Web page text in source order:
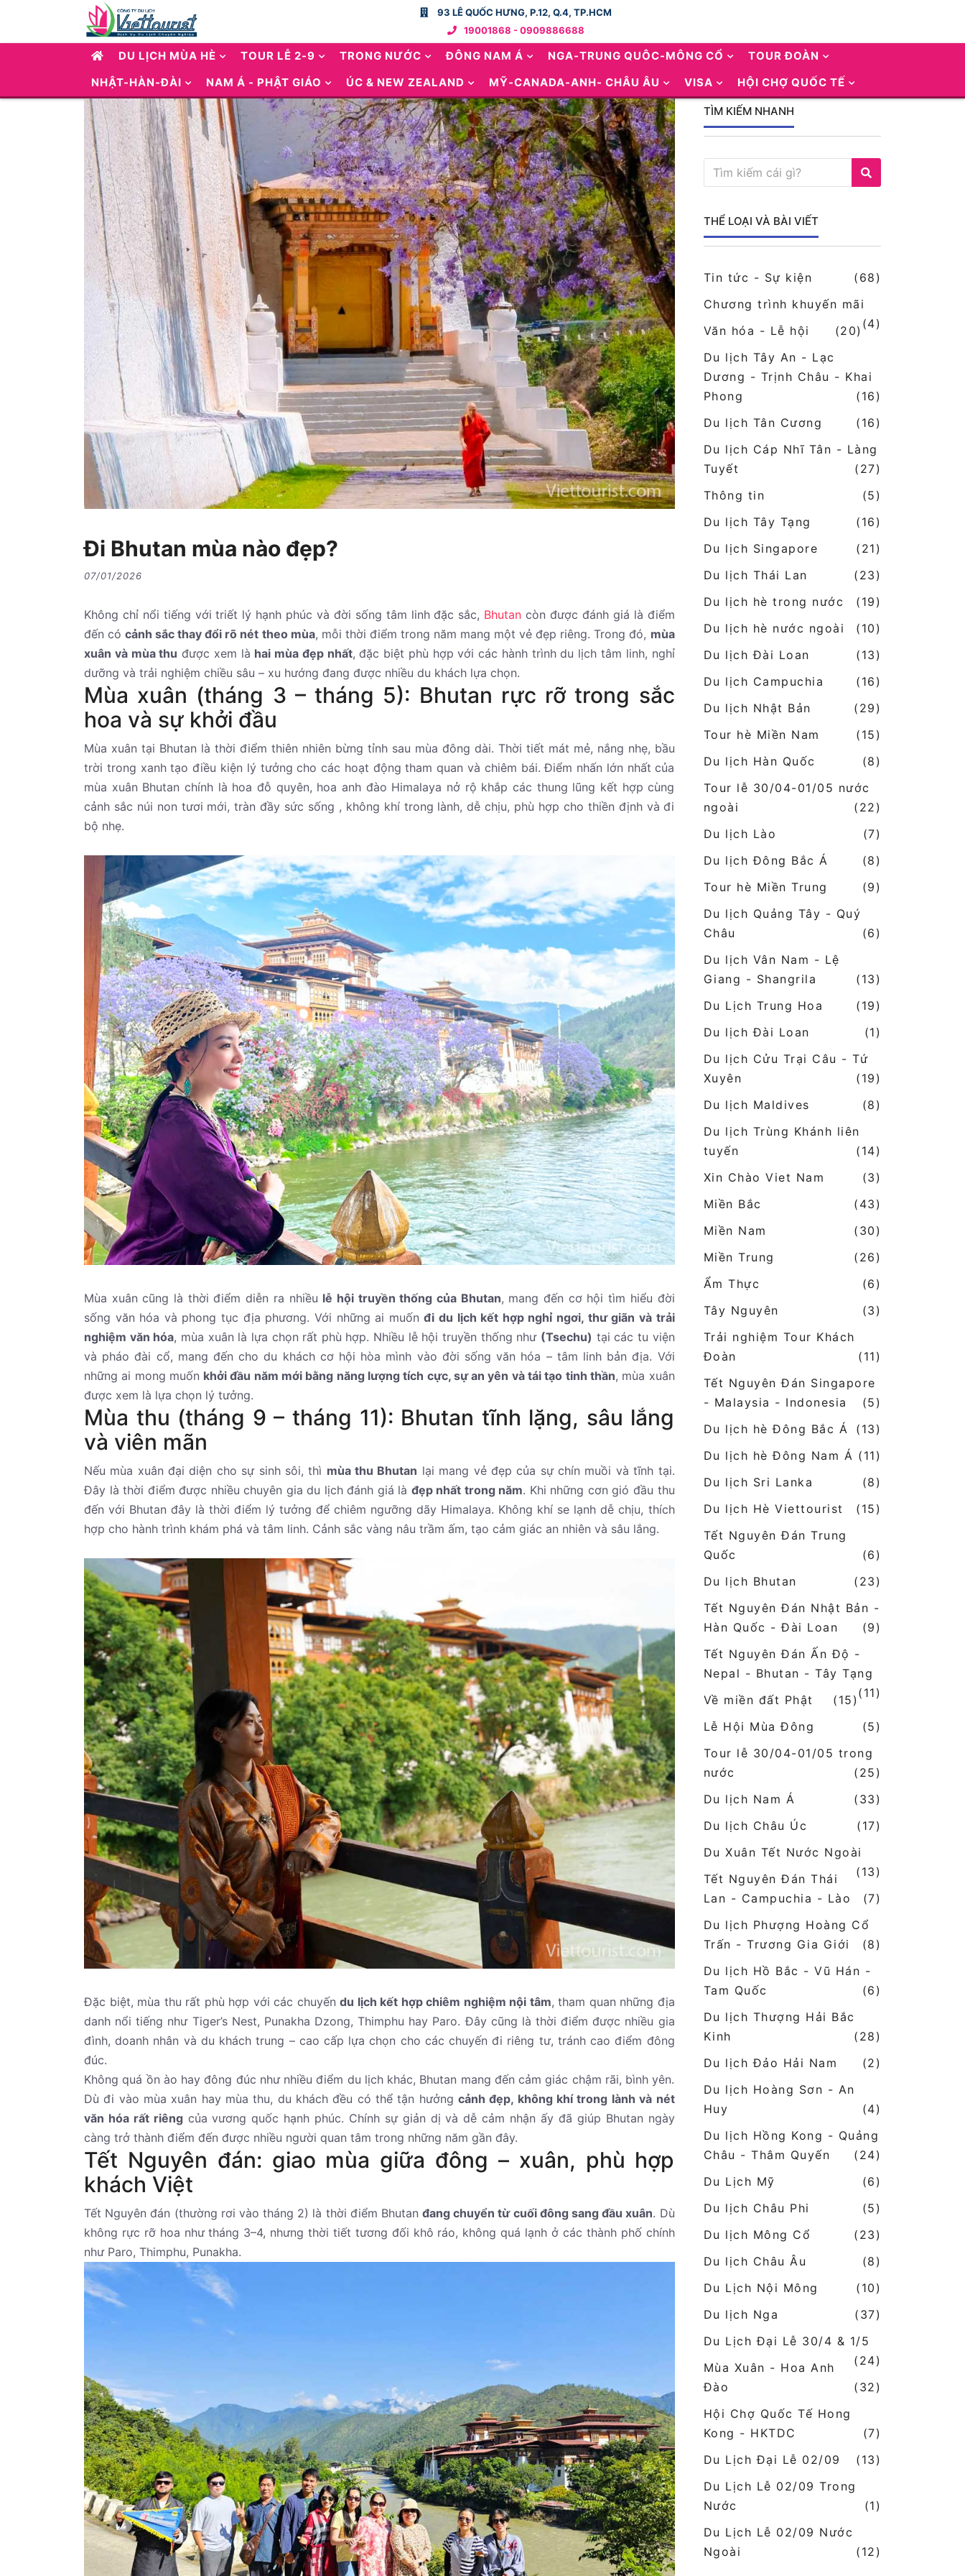
93 LÊ QUỐC HƯNG, P.12, Q.4, TP.HCM
19001868 - 0909886688
DU LỊCH MÙA HÈ TOUR LỄ 2-9 TRONG NƯỚC ĐÔNG NAM Á NGA-TRUNG QUÔC-MÔNG CỔ
TOUR ĐOÀN
NHẬT-HÀN-ĐÀI
NAM Á - PHẬT GIÁO ÚC & NEW ZEALAND MỸ-CANADA-ANH- CHÂU ÂU VISA HỘI CHỢ QUỐC TẾ
Đi Bhutan mùa nào đẹp?
07/01/2026
Không chỉ nổi tiếng với triết lý hạnh phúc và đời sống tâm linh đặc sắc, Bhutan còn được đánh giá là điểm
đến cócảnh sắc thay đổi rõ nét theo mùa, mỗi thời điểm trong năm mang một vẻ đẹp riêng. Trong đó, mùa
xuân và mùa thu được xem là hai mùa đẹp nhất, đặc biệt phù hợp với các hành trình du lịch tâm linh, nghỉ
dưỡng và trải nghiệm chiều sâu – xu hướng đang được nhiều du khách lựa chọn.
Mùa xuân (tháng 3 – tháng 5): Bhutan rực rỡ trong sắc
hoa và sự khởi đầu
Mùa xuân tại Bhutan là thời điểm thiên nhiên bừng tỉnh sau mùa đông dài. Thời tiết mát mẻ, nắng nhẹ, bầu
trời trong xanh tạo điều kiện lý tưởng cho các hoạt động tham quan và chiêm bái. Điểm nhấn lớn nhất của
mùa xuân Bhutan chính là hoa đỗ quyên, hoa anh đào Himalaya nở rộ khắp các thung lũng kết hợp cùng
cảnh sắc núi non tươi mới, tràn đầy sức sống , không khí trong lành, dễ chịu, phù hợp cho thiền định và đi
bộ nhẹ.
Mùa xuân cũng là thời điểm diễn ra nhiều lễ hội truyền thống của Bhutan, mang đến cơ hội tìm hiểu đời
sống văn hóa và phong tục địa phương. Với những ai muốnđi du lịch kết hợp nghỉ ngơi, thư giãn và trải
nghiệm văn hóa, mùa xuân là lựa chọn rất phù hợp. Nhiều lễ hội truyền thống như (Tsechu) tại các tu viện
và pháo đài cổ, mang đến cho du khách cơ hội hòa mình vào đời sống văn hóa – tâm linh bản địa. Với
những ai mong muốn khởi đầu năm mới bằng năng lượng tích cực, sự an yên và tái tạo tinh thần, mùa xuân
được xem là lựa chọn lý tưởng.
Mùa thu (tháng 9 – tháng 11): Bhutan tĩnh lặng, sâu lắng
và viên mãn
Nếu mùa xuân đại diện cho sự sinh sôi, thì mùa thu Bhutan lại mang vẻ đẹp của sự chín muồi và tĩnh tại.
Đây là thời điểm được nhiều chuyên gia du lịch đánh giá là đẹp nhất trong năm. Khi những cơn gió đầu thu
đến với Bhutan đây là thời điểm lý tưởng để chiêm ngưỡng dãy Himalaya. Không khí se lạnh dễ chịu, thích
hợp cho hành trình khám phá và tâm linh. Cảnh sắc vàng nâu trầm ấm, tạo cảm giác an nhiên và sâu lắng.
Đặc biệt, mùa thu rất phù hợp với các chuyến du lịch kết hợp chiêm nghiệm nội tâm, tham quan những địa
danh nổi tiếng như Tiger’s Nest, Punakha Dzong, Thimphu hay Paro. Đây cũng là thời điểm được nhiều gia
đình, doanh nhân và du khách trung – cao cấp lựa chọn cho các chuyến đi riêng tư, tránh cao điểm đông
đúc.
Không quá ồn ào hay đông đúc như nhiều điểm du lịch khác, Bhutan mang đến cảm giác chậm rãi, bình yên.
Dù đi vào mùa xuân hay mùa thu, du khách đều có thể tận hưởngcảnh đẹp, không khí trong lành và nét
văn hóa rất riêngcủa vương quốc hạnh phúc. Chính sự giản dị và dễ cảm nhận ấy đã giúp Bhutan ngày
càng trở thành điểm đến được nhiều người quan tâm trong những năm gần đây.
Tết Nguyên đán: giao mùa giữa đông – xuân, phù hợp
khách Việt
Tết Nguyên đán (thường rơi vào tháng 2) là thời điểm Bhutanđang chuyển từ cuối đông sang đầu xuân. Dù
không rực rỡ hoa như tháng 3–4, nhưng thời tiết tương đối khô ráo, không quá lạnh ở các thành phố chính
như Paro, Thimphu, Punakha.
TÌM KIẾM NHANH
THỂ LOẠI VÀ BÀI VIẾT
Tin tức - Sự kiện
(68)
Chương trình khuyến mãi
(4)
Văn hóa - Lễ hội
(20)
Du lịch Tây An - Lạc
Dương - Trịnh Châu - Khai
Phong
(16)
Du lịch Tân Cương
(16)
Du lịch Cáp Nhĩ Tân - Làng
Tuyết
(27)
Thông tin
(5)
Du lịch Tây Tạng
(16)
Du lịch Singapore
(21)
Du lịch Thái Lan
(23)
Du lịch hè trong nước
(19)
Du lịch hè nước ngoài
(10)
Du lịch Đài Loan
(13)
Du lịch Campuchia
(16)
Du lịch Nhật Bản
(29)
Tour hè Miền Nam
(15)
Du lịch Hàn Quốc
(8)
Tour lễ 30/04-01/05 nước
ngoài
(22)
Du lịch Lào
(7)
Du lịch Đông Bắc Á
(8)
Tour hè Miền Trung
(9)
Du lịch Quảng Tây - Quý
Châu
(6)
Du lịch Vân Nam - Lệ
Giang - Shangrila
(13)
Du Lịch Trung Hoa
(19)
Du lịch Đài Loan
(1)
Du lịch Cửu Trại Câu - Tứ
Xuyên
(19)
Du lịch Maldives
(8)
Du lịch Trùng Khánh liên
tuyến
(14)
Xin Chào Viet Nam
(3)
Miền Bắc
(43)
Miền Nam
(30)
Miền Trung
(26)
Ẩm Thực
(6)
Tây Nguyên
(3)
Trải nghiệm Tour Khách
Đoàn
(11)
Tết Nguyên Đán Singapore
- Malaysia - Indonesia
(5)
Du lịch hè Đông Bắc Á
(13)
Du lịch hè Đông Nam Á (11)
Du lịch Sri Lanka
(8)
Du lịch Hè Viettourist
(15)
Tết Nguyên Đán Trung
Quốc
(6)
Du lịch Bhutan
(23)
Tết Nguyên Đán Nhật Bản -
Hàn Quốc - Đài Loan
(9)
Tết Nguyên Đán Ấn Độ -
Nepal - Bhutan - Tây Tạng
(11)
Về miền đất Phật
(15)
Lễ Hội Mùa Đông
(5)
Tour lễ 30/04-01/05 trong
nước
(25)
Du lịch Nam Á
(33)
Du lịch Châu Úc
(17)
Du Xuân Tết Nước Ngoài
(13)
Tết Nguyên Đán Thái
Lan - Campuchia - Lào
(7)
Du lịch Phượng Hoàng Cổ
Trấn - Trương Gia Giới
(8)
Du lịch Hồ Bắc - Vũ Hán -
Tam Quốc
(6)
Du lịch Thượng Hải Bắc
Kinh
(28)
Du lịch Đảo Hải Nam
(2)
Du lịch Hoàng Sơn - An
Huy
(4)
Du lịch Hồng Kong - Quảng
Châu - Thâm Quyến
(24)
Du Lịch Mỹ
(6)
Du lịch Châu Phi
(5)
Du lịch Mông Cổ
(23)
Du lịch Châu Âu
(8)
Du Lịch Nội Mông
(10)
Du lịch Nga
(37)
Du Lịch Đại Lễ 30/4 & 1/5
(24)
Mùa Xuân - Hoa Anh
Đào
(32)
Hội Chợ Quốc Tế Hong
Kong - HKTDC
(7)
Du Lịch Đại Lễ 02/09
(13)
Du Lịch Lễ 02/09 Trong
Nước
(1)
Du Lịch Lễ 02/09 Nước
Ngoài
(12)